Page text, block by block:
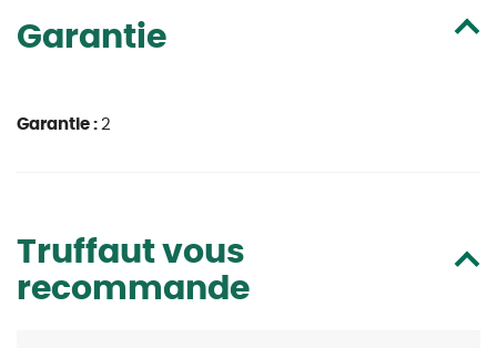
Garantie
Garantie : 2
Truffaut vous
recommande